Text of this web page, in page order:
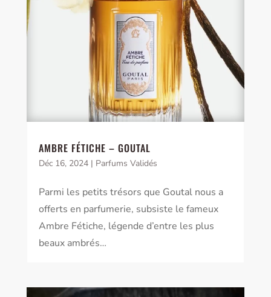
AMBRE FÉTICHE – GOUTAL
Déc 16, 2024| Parfums Validés
Parmi les petits trésors que Goutal nous a
offerts en parfumerie, subsiste le fameux
Ambre Fétiche, légende d’entre les plus
beaux ambrés…